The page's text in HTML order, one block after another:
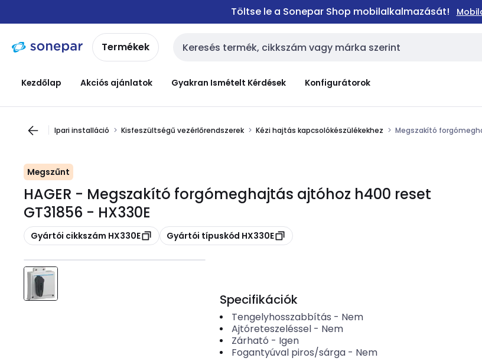
navigációhoztartalomra
Töltse le a Sonepar Shop mobilalkalmazását!
Termékek Keresési bemenet
Kezdőlap Akciós ajánlatok Gyakran Ismételt Kérdések Konfigurátorok
Ipari installáció Kisfeszültségű vezérlőrendszerek Kézi hajtás kapcsolókészülékekhez Megszakító
Megszűnt
HAGER - Megszakító forgómeghajtás ajtóhoz h400 reset
GT31856 - HX330E
Másolás
Gyártói cikkszám HX330E Másolás
Gyártói típuskód HX330E
Specifikációk
Tengelyhosszabbítás - Nem
Ajtóreteszeléssel- Nem
Zárható - Igen
Fogantyúval piros/sárga- Nem